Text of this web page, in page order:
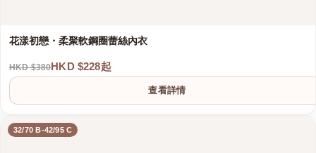
花漾初戀・柔聚軟鋼圈蕾絲內衣
HKD $380HKD $228起
查看詳情
32/70 B-42/95 C
港澳中文